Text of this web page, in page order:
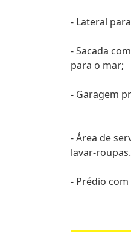
- Lateral
- Sacada
para o mar;
- Garagem
- Área de
lavar-
- Prédio com